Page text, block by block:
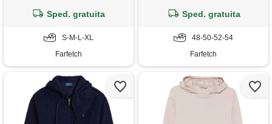
Sped. gratuita
S-M-L-XL
Farfetch
Sped. gratuita
48-50-52-54
Farfetch